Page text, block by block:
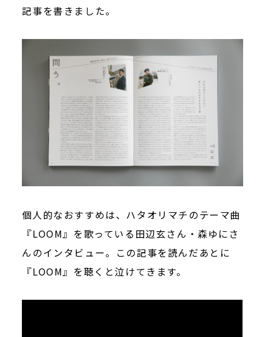
記事を書きました。
個人的なおすすめは、ハタオリマチのテーマ曲
『LOOM』を歌っている田辺玄さん・森ゆにさ
んのインタビュー。この記事を読んだあとに
『LOOM』を聴くと泣けてきます。